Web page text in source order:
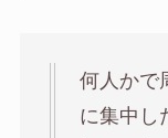
何人かで
に集中し